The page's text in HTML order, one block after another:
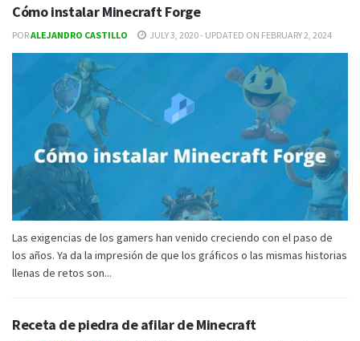
Cómo instalar Minecraft Forge
PORALEJANDRO CASTILLO JULY 3, 2020 - UPDATED ON FEBRUARY 2, 2024
Las exigencias de los gamers han venido creciendo con el paso de
los años. Ya da la impresión de que los gráficos o las mismas historias
llenas de retos son...
Receta de piedra de afilar de Minecraft